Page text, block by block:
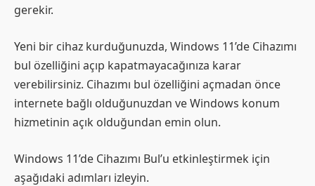
gerekir.
Yeni bir cihaz kurduğunuzda, Windows 11’de Cihazımı
bul özelliğini açıp kapatmayacağınıza karar
verebilirsiniz. Cihazımı bul özelliğini açmadan önce
internete bağlı olduğunuzdan ve Windows konum
hizmetinin açık olduğundan emin olun.
Windows 11’de Cihazımı Bul’u etkinleştirmek için
aşağıdaki adımları izleyin.